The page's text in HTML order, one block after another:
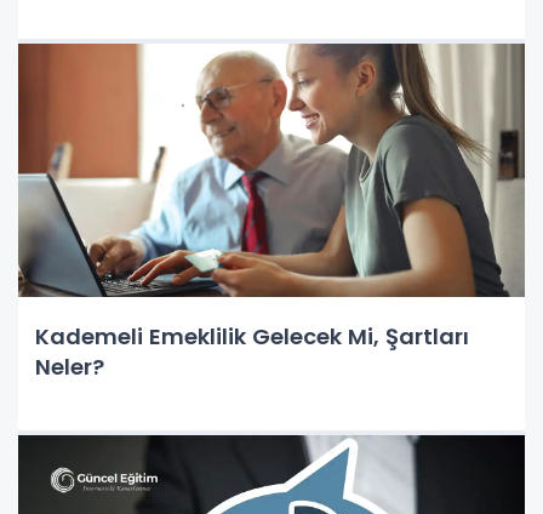
Kademeli Emeklilik Gelecek Mi, Şartları
Neler?